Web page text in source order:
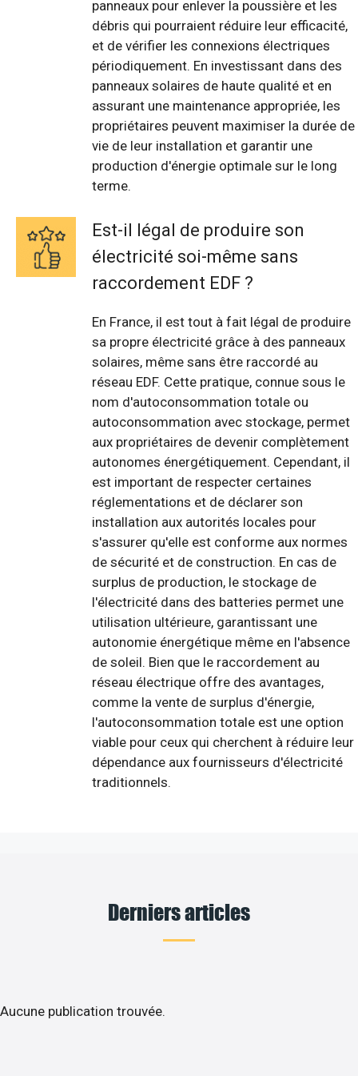
panneaux pour enlever la poussière et les
débris qui pourraient réduire leur efficacité,
et de vérifier les connexions électriques
périodiquement. En investissant dans des
panneaux solaires de haute qualité et en
assurant une maintenance appropriée, les
propriétaires peuvent maximiser la durée de
vie de leur installation et garantir une
production d'énergie optimale sur le long
terme.
Est-il légal de produire son
électricité soi-même sans
raccordement EDF ?
En France, il est tout à fait légal de produire
sa propre électricité grâce à des panneaux
solaires, même sans être raccordé au
réseau EDF. Cette pratique, connue sous le
nom d'autoconsommation totale ou
autoconsommation avec stockage, permet
aux propriétaires de devenir complètement
autonomes énergétiquement. Cependant, il
est important de respecter certaines
réglementations et de déclarer son
installation aux autorités locales pour
s'assurer qu'elle est conforme aux normes
de sécurité et de construction. En cas de
surplus de production, le stockage de
l'électricité dans des batteries permet une
utilisation ultérieure, garantissant une
autonomie énergétique même en l'absence
de soleil. Bien que le raccordement au
réseau électrique offre des avantages,
comme la vente de surplus d'énergie,
l'autoconsommation totale est une option
viable pour ceux qui cherchent à réduire leur
dépendance aux fournisseurs d'électricité
traditionnels.
Derniers articles
Aucune publication trouvée.